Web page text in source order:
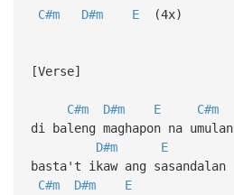
C#m D#m E(4x)
[Verse]
C#m D#m E
C#m
di baleng maghapon na umulan
D#m
E
basta't ikaw ang sasandalan
C#m
D#m
E